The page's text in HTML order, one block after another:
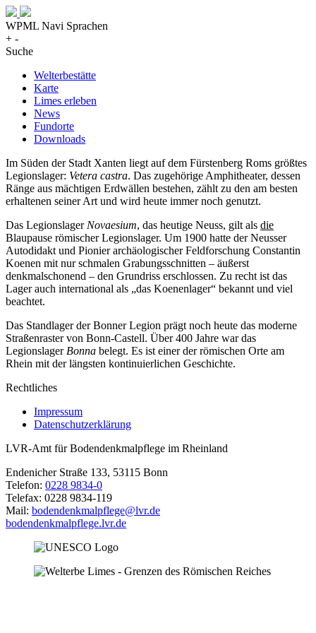
WPML Navi Sprachen
+ -
Suche
Welterbestätte
Karte
Limes erleben
News
Fundorte
Downloads
Im Süden der Stadt Xanten liegt auf dem Fürstenberg Roms größtes
Legionslager: Vetera castra. Das zugehörige Amphitheater, dessen
Ränge aus mächtigen Erdwällen bestehen, zählt zu den am besten
erhaltenen seiner Art und wird heute immer noch genutzt.
Das Legionslager Novaesium, das heutige Neuss, gilt als die
Blaupause römischer Legionslager. Um 1900 hatte der Neusser
Autodidakt und Pionier archäologischer Feldforschung Constantin
Koenen mit nur schmalen Grabungsschnitten – äußerst
denkmalschonend – den Grundriss erschlossen. Zu recht ist das
Lager auch international als „das Koenenlager“ bekannt und viel
beachtet.
Das Standlager der Bonner Legion prägt noch heute das moderne
Straßenraster von Bonn-Castell. Über 400 Jahre war das
Legionslager Bonna belegt. Es ist einer der römischen Orte am
Rhein mit der längsten kontinuierlichen Geschichte.
Rechtliches
Impressum
Datenschutzerklärung
LVR-Amt für Bodendenkmalpflege im Rheinland
Endenicher Straße 133, 53115 Bonn
Telefon: 0228 9834-0
Telefax: 0228 9834-119
Mail: bodendenkmalpflege@lvr.de
bodendenkmalpflege.lvr.de